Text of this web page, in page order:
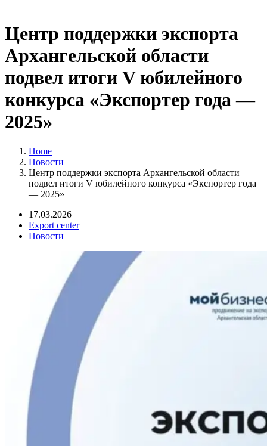
Центр поддержки экспорта
Архангельской области
подвел итоги V юбилейного
конкурса «Экспортер года —
2025»
Home
Новости
Центр поддержки экспорта Архангельской области
подвел итоги V юбилейного конкурса «Экспортер года
— 2025»
17.03.2026
Export center
Новости